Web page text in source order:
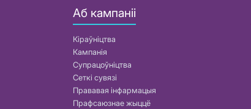
Аб кампаніі
Кіраўніцтва
Кампанія
Супрацоўніцтва
Сеткі сувязі
Прававая інфармацыя
Прафсаюзнае жыццё